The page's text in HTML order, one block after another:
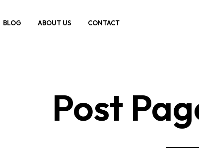
BLOG ABOUT US CONTACT
Post